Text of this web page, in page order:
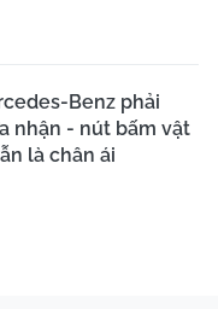
Benz phải
nhận - nút bấm vật
là chân ái